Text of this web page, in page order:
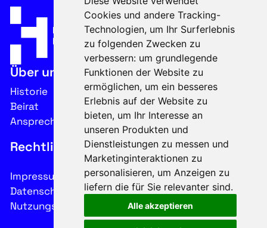
Cookies und andere Tracking-
Technologien, um Ihr Surferlebnis
zu folgenden Zwecken zu
verbessern: um grundlegende
Funktionen der Website zu
ermöglichen, um ein besseres
Erlebnis auf der Website zu
bieten, um Ihr Interesse an
unseren Produkten und
Dienstleistungen zu messen und
Marketinginteraktionen zu
personalisieren, um Anzeigen zu
liefern die für Sie relevanter sind.
Alle akzeptieren
Über uns
Historie
Beirat
Ansprechpartner
Rechtliches
Impressum
Datenschutz
Nutzungsbedingungen